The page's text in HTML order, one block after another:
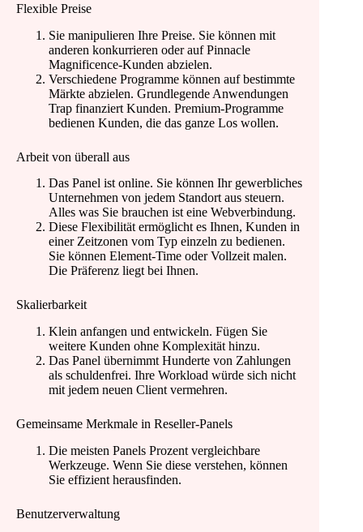
Flexible Preise
Sie manipulieren Ihre Preise. Sie können mit
anderen konkurrieren oder auf Pinnacle
Magnificence-Kunden abzielen.
Verschiedene Programme können auf bestimmte
Märkte abzielen. Grundlegende Anwendungen
Trap finanziert Kunden. Premium-Programme
bedienen Kunden, die das ganze Los wollen.
Arbeit von überall aus
Das Panel ist online. Sie können Ihr gewerbliches
Unternehmen von jedem Standort aus steuern.
Alles was Sie brauchen ist eine Webverbindung.
Diese Flexibilität ermöglicht es Ihnen, Kunden in
einer Zeitzonen vom Typ einzeln zu bedienen.
Sie können Element-Time oder Vollzeit malen.
Die Präferenz liegt bei Ihnen.
Skalierbarkeit
Klein anfangen und entwickeln. Fügen Sie
weitere Kunden ohne Komplexität hinzu.
Das Panel übernimmt Hunderte von Zahlungen
als schuldenfrei. Ihre Workload würde sich nicht
mit jedem neuen Client vermehren.
Gemeinsame Merkmale in Reseller-Panels
Die meisten Panels Prozent vergleichbare
Werkzeuge. Wenn Sie diese verstehen, können
Sie effizient herausfinden.
Benutzerverwaltung